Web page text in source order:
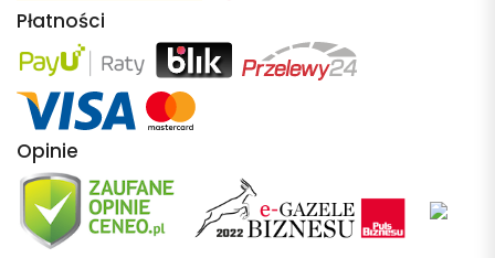
Płatności
Opinie